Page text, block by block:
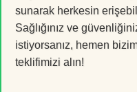
sunarak herkesin
Sağlığınız ve
istiyorsanız, hemen
teklifimizi alın!